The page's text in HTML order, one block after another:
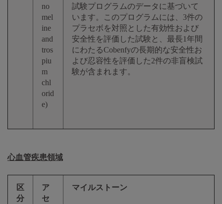
no
mel
ine
and
tros
piu
m
chl
orid
e)
試験プログラムのデータに基づいて
います。このプログラムには、3件の
プラセボを対照とした有効性および
安全性を評価した試験と、最長1年間
にわたるCobenfyの長期的な安全性お
よび忍容性を評価した2件の非盲検試
験が含まれます。
心血管疾患領域
区
分
ア
セ
マイルストーン